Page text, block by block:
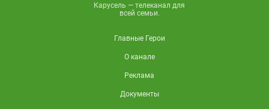
Карусель — телеканал для
всей семьи.
Главные Герои
О канале
Реклама
Документы